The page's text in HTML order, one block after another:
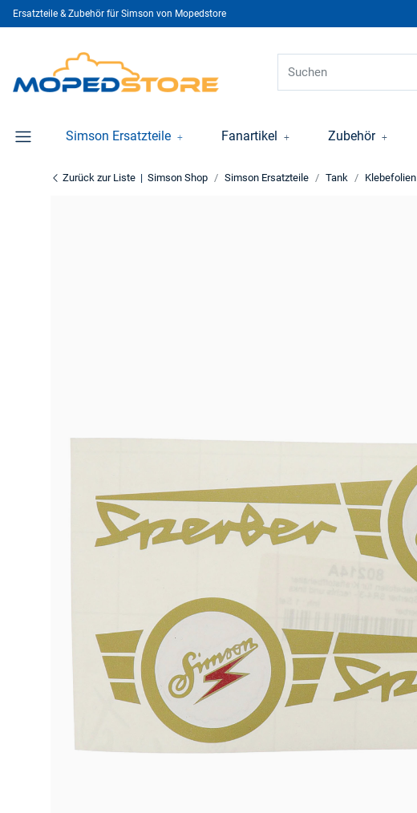
Ersatzteile & Zubehör für Simson von Mopedstore
Simson Ersatzteile Fanartikel Zubehör
Zurück zur Liste Simson Shop Simson Ersatzteile Tank Klebefolien